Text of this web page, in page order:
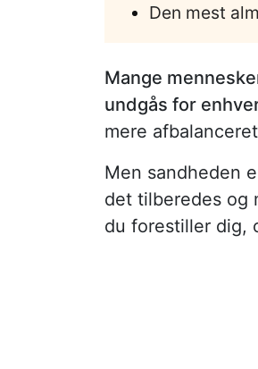
Den mest
Mange
undgås for
mere
Men sandheden
det tilberedes og
du forestiller dig,